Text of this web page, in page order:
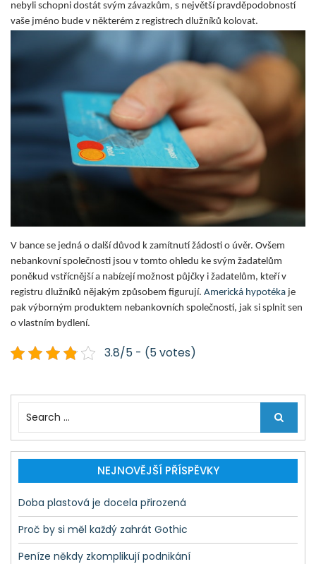
nebyli schopni dostát svým závazkům, s největší pravděpodobností
vaše jméno bude v některém z registrech dlužníků kolovat.
V bance se jedná o další důvod k zamítnutí žádosti o úvěr. Ovšem
nebankovní společnosti jsou v tomto ohledu ke svým žadatelům
poněkud vstřícnější a nabízejí možnost půjčky i žadatelům, kteří v
registru dlužníků nějakým způsobem figurují. Americká hypotéka je
pak výborným produktem nebankovních společností, jak si splnit sen
o vlastním bydlení.
3.8/5 - (5 votes)
a
r
h
f
r
:
NEJNOVĚJŠÍ PŘÍSPĚVKY
Doba plastová je docela přirozená
Proč by si měl každý zahrát Gothic
Peníze někdy zkomplikují podnikání